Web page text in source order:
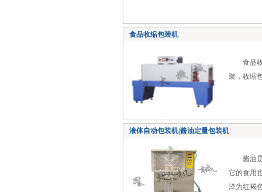
食品收缩包装机
食品收
装，收缩
液体自动包装机|酱油定量包装机
酱油是
它的食用
泽为红褐